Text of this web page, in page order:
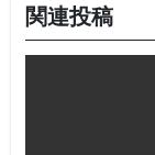
関連投稿